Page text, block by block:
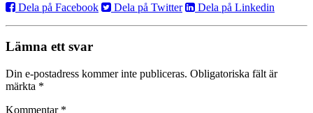
Dela på Facebook
Dela på Twitter Dela på Linkedin
Lämna ett svar
Din e-postadress kommer inte publiceras. Obligatoriska fält är
märkta *
Kommentar *